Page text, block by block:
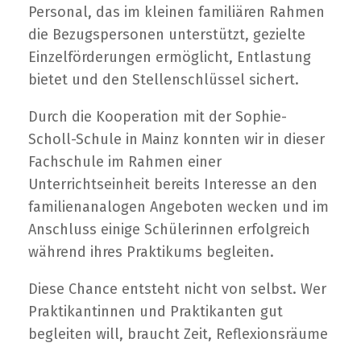
Personal, das im kleinen familiären Rahmen
die Bezugspersonen unterstützt, gezielte
Einzelförderungen ermöglicht, Entlastung
bietet und den Stellenschlüssel sichert.
Durch die Kooperation mit der Sophie-
Scholl-Schule in Mainz konnten wir in dieser
Fachschule im Rahmen einer
Unterrichtseinheit bereits Interesse an den
familienanalogen Angeboten wecken und im
Anschluss einige Schülerinnen erfolgreich
während ihres Praktikums begleiten.
Diese Chance entsteht nicht von selbst. Wer
Praktikantinnen und Praktikanten gut
begleiten will, braucht Zeit, Reflexionsräume